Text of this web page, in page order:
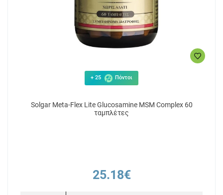
+ 25 Πόντοι
Solgar Meta-Flex Lite Glucosamine MSM Complex 60
ταμπλέτες
25.18€